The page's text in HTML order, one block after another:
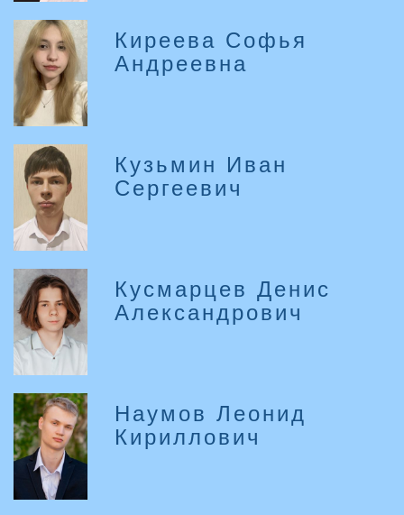
Киреева Софья
Андреевна
Кузьмин Иван
Сергеевич
Кусмарцев Денис
Александрович
Наумов Леонид
Кириллович